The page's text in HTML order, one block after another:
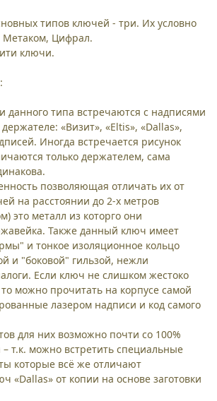
типов ключей - три. Их условно
Метаком, Цифрал.
ключи.
данного типа встречаются с надписями
«Визит», «Eltis», «Dallas»,
Иногда встречается рисунок
только держателем, сама
позволяющая отличать их от
на расстоянии до 2-х метров
это металл из которго они
Также данный ключ имеет
и тонкое изоляционное кольцо
и "боковой" гильзой, нежли
Если ключ не слишком жестоко
то можно прочитать на корпусе самой
лазером надписи и код самого
для них возможно почти со 100%
т.к. можно встретить специальные
которые всё же отличают
«Dallas» от копии на основе заготовки